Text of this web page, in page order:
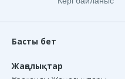
Басты бет
Жаңалықтар